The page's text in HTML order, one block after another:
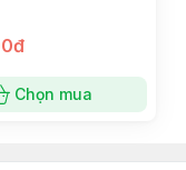
Chọn mua